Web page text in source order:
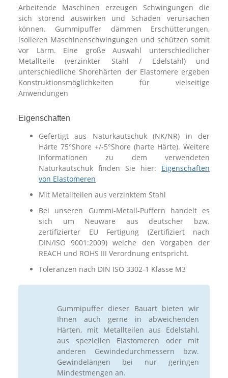
Arbeitende Maschinen erzeugen Schwingungen die
sich störend auswirken und Schäden verursachen
können. Gummipuffer dämmen Erschütterungen,
isolieren Maschinenschwingungen und schützen somit
vor Lärm. Eine große Auswahl unterschiedlicher
Metallteile (verzinkter Stahl / Edelstahl) und
unterschiedliche Shorehärten der Elastomere ergeben
Konstruktionsmöglichkeiten für vielseitige
Anwendungen
Eigenschaften
Gefertigt aus Naturkautschuk (NK/NR) in der
Härte 75°Shore +/-5°Shore (harte Härte). Weitere
Informationen zu dem verwendeten
Naturkautschuk finden Sie hier: Eigenschaften
von Elastomeren
Mit Metallteilen aus verzinktem Stahl
Bei unseren Gummi-Metall-Puffern handelt es
sich um Neuware aus deutscher bzw.
zertifizierter EU Fertigung (Zertifiziert nach
DIN/ISO 9001:2009) welche den Vorgaben der
REACH und ROHS III Verordnung entspricht.
Toleranzen nach DIN ISO 3302-1 Klasse M3
Gummipuffer dieser Bauart bieten wir
Ihnen auch gerne in abweichenden
Härten, mit Metallteilen aus Edelstahl,
aus speziellen Elastomeren oder mit
anderen Gewindedurchmessern bzw.
Gewindelängen bei nur geringen
Mindestmengen an.